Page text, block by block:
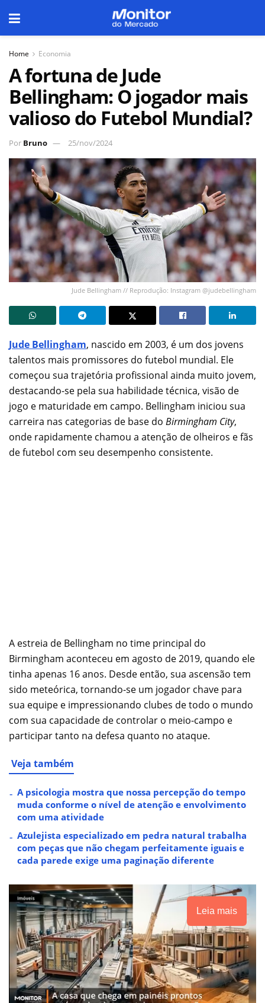
Home Economia
A fortuna de Jude
Bellingham: O jogador mais
valioso do Futebol Mundial?
Por Bruno 25/nov/2024
Jude Bellingham // Reprodução: Instagram @judebellingham
Jude Bellingham, nascido em 2003, é um dos jovens
talentos mais promissores do futebol mundial. Ele
começou sua trajetória profissional ainda muito jovem,
destacando-se pela sua habilidade técnica, visão de
jogo e maturidade em campo. Bellingham iniciou sua
carreira nas categorias de base do Birmingham City,
onde rapidamente chamou a atenção de olheiros e fãs
de futebol com seu desempenho consistente.
A estreia de Bellingham no time principal do
Birmingham aconteceu em agosto de 2019, quando ele
tinha apenas 16 anos. Desde então, sua ascensão tem
sido meteórica, tornando-se um jogador chave para
sua equipe e impressionando clubes de todo o mundo
com sua capacidade de controlar o meio-campo e
participar tanto na defesa quanto no ataque.
Veja também
A psicologia mostra que nossa percepção do tempo
muda conforme o nível de atenção e envolvimento
com uma atividade
Azulejista especializado em pedra natural trabalha
com peças que não chegam perfeitamente iguais e
cada parede exige uma paginação diferente
Leia mais